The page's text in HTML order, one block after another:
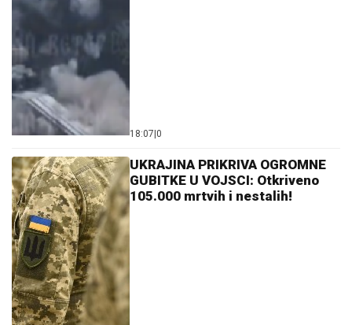
18:07 0
UKRAJINA PRIKRIVA OGROMNE
GUBITKE U VOJSCI: Otkriveno
105.000 mrtvih i nestalih!